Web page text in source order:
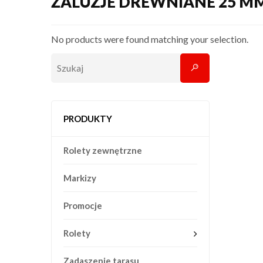
No products were found matching your selection.
PRODUKTY
Rolety zewnętrzne
Markizy
Promocje
Rolety
Zadaszenie tarasu